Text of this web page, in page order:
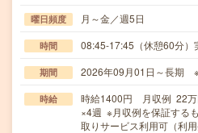
曜日頻度 月～金／週5日
時間 08:45-17:45（休憩60分）
期間 2026年09月01日～長期
時給
時給1400円 月収例 22万
×4週 ※月収例を保証する
取りサービス利用可（利用